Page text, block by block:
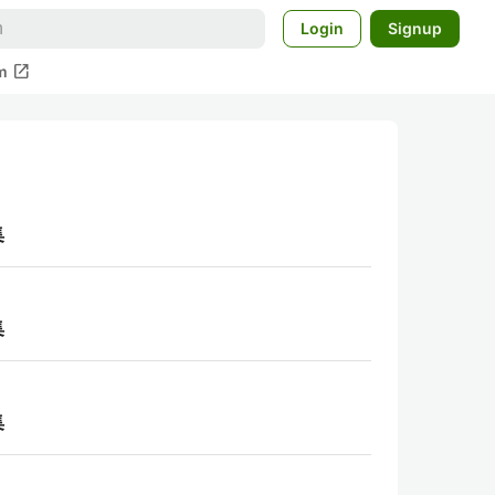
Login Signup
open_in_new